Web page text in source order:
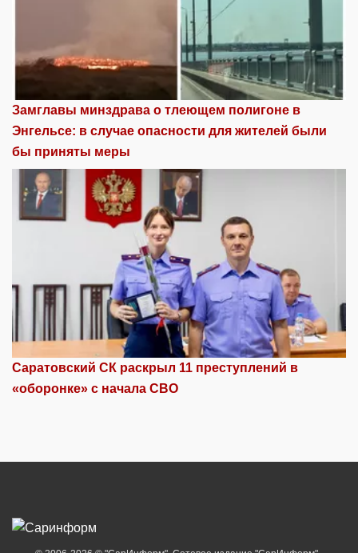
Замглавы минздрава о тлеющем полигоне в
Энгельсе: в случае опасности для жителей были
бы приняты меры
Саратовский СК раскрыл 11 преступлений в
«оборонке» с начала СВО